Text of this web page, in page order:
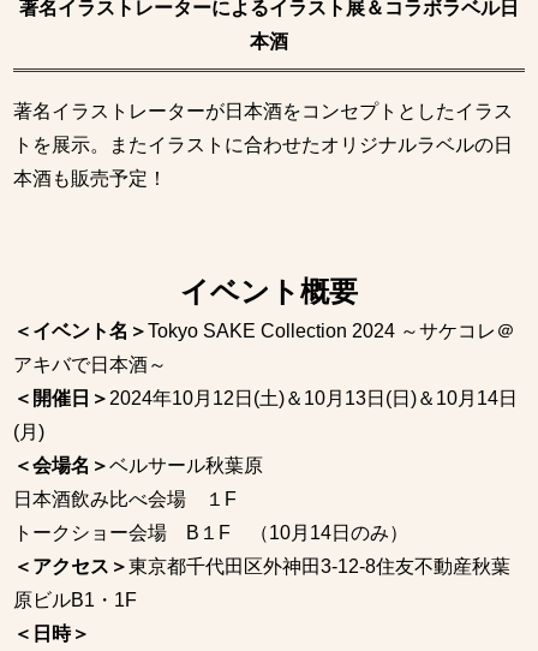
著名イラストレーターによるイラスト展＆コラボラベル日
本酒
著名イラストレーターが日本酒をコンセプトとしたイラス
トを展示。またイラストに合わせたオリジナルラベルの日
本酒も販売予定！
イベント概要
＜イベント名＞Tokyo SAKE Collection 2024 ～サケコレ＠
アキバで日本酒～
＜開催日＞ 2024年10月12日(土)＆10月13日(日)＆10月14日
(月)
＜会場名＞ベルサール秋葉原
日本酒飲み比べ会場 １F
トークショー会場 B１F （10月14日のみ）
＜アクセス＞東京都千代田区外神田3-12-8住友不動産秋葉
原ビルB1・1F
＜日時＞